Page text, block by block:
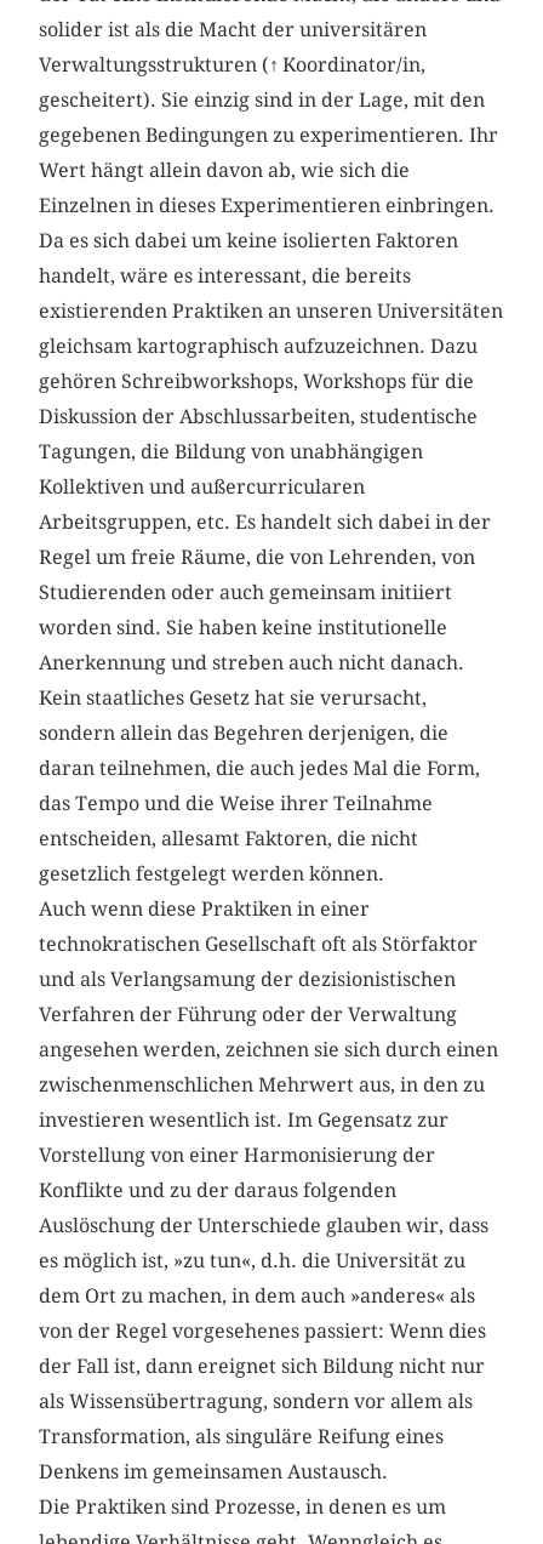
solider ist als die Macht der universitären
Verwaltungsstrukturen (↑Koordinator/in,
gescheitert). Sie einzig sind in der Lage, mit den
gegebenen Bedingungen zu experimentieren. Ihr
Wert hängt allein davon ab, wie sich die
Einzelnen in dieses Experimentieren einbringen.
Da es sich dabei um keine isolierten Faktoren
handelt, wäre es interessant, die bereits
existierenden Praktiken an unseren Universitäten
gleichsam kartographisch aufzuzeichnen. Dazu
gehören Schreibworkshops, Workshops für die
Diskussion der Abschlussarbeiten, studentische
Tagungen, die Bildung von unabhängigen
Kollektiven und außercurricularen
Arbeitsgruppen, etc. Es handelt sich dabei in der
Regel um freie Räume, die von Lehrenden, von
Studierenden oder auch gemeinsam initiiert
worden sind. Sie haben keine institutionelle
Anerkennung und streben auch nicht danach.
Kein staatliches Gesetz hat sie verursacht,
sondern allein das Begehren derjenigen, die
daran teilnehmen, die auch jedes Mal die Form,
das Tempo und die Weise ihrer Teilnahme
entscheiden, allesamt Faktoren, die nicht
gesetzlich festgelegt werden können.
Auch wenn diese Praktiken in einer
technokratischen Gesellschaft oft als Störfaktor
und als Verlangsamung der dezisionistischen
Verfahren der Führung oder der Verwaltung
angesehen werden, zeichnen sie sich durch einen
zwischenmenschlichen Mehrwert aus, in den zu
investieren wesentlich ist. Im Gegensatz zur
Vorstellung von einer Harmonisierung der
Konflikte und zu der daraus folgenden
Auslöschung der Unterschiede glauben wir, dass
es möglich ist, »zu tun«, d.h. die Universität zu
dem Ort zu machen, in dem auch »anderes« als
von der Regel vorgesehenes passiert: Wenn dies
der Fall ist, dann ereignet sich Bildung nicht nur
als Wissensübertragung, sondern vor allem als
Transformation, als singuläre Reifung eines
Denkens im gemeinsamen Austausch.
Die Praktiken sind Prozesse, in denen es um